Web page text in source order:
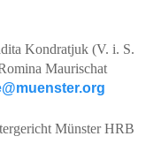
Kondratjuk (V. i. S.
Maurischat
Münster HRB